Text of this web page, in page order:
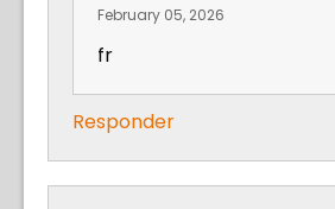
February 05, 2026
fr
Responder